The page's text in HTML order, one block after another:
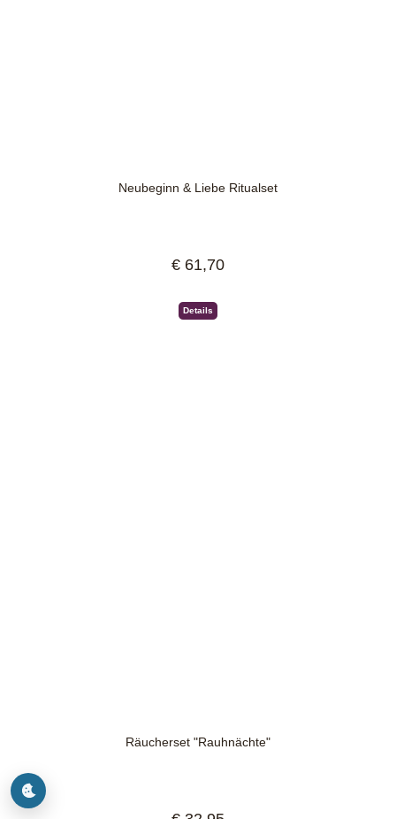
Neubeginn & Liebe Ritualset
Regulärer Preis:
€ 61,70
Details
Räucherset "Rauhnächte"
Regulärer Preis: